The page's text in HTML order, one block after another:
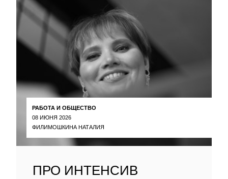
РАБОТА И ОБЩЕСТВО
08 ИЮНЯ 2026
ФИЛИМОШКИНА НАТАЛИЯ
ПРО ИНТЕНСИВ